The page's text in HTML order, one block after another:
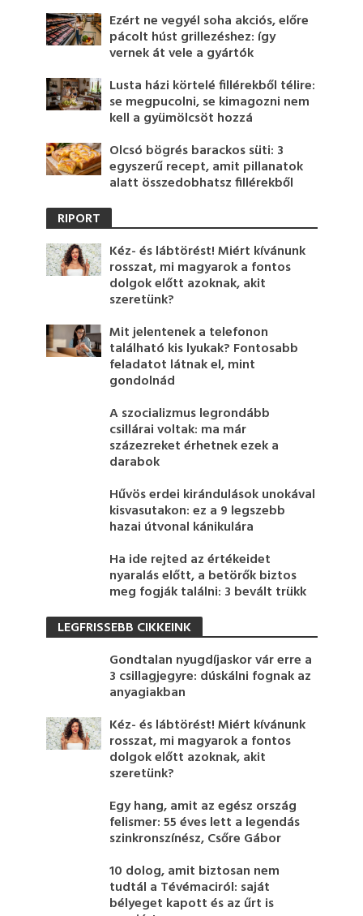
Ezért ne vegyél soha akciós, előre
pácolt húst grillezéshez: így
vernek át vele a gyártók
Lusta házi körtelé fillérekből télire:
se megpucolni, se kimagozni nem
kell a gyümölcsöt hozzá
Olcsó bögrés barackos süti: 3
egyszerű recept, amit pillanatok
alatt összedobhatsz fillérekből
RIPORT
Kéz- és lábtörést! Miért kívánunk
rosszat, mi magyarok a fontos
dolgok előtt azoknak, akit
szeretünk?
Mit jelentenek a telefonon
található kis lyukak? Fontosabb
feladatot látnak el, mint
gondolnád
A szocializmus legrondább
csillárai voltak: ma már
százezreket érhetnek ezek a
darabok
Hűvös erdei kirándulások unokával
kisvasutakon: ez a 9 legszebb
hazai útvonal kánikulára
Ha ide rejted az értékeidet
nyaralás előtt, a betörők biztos
meg fogják találni: 3 bevált trükk
LEGFRISSEBB CIKKEINK
Gondtalan nyugdíjaskor vár erre a
3 csillagjegyre: dúskálni fognak az
anyagiakban
Kéz- és lábtörést! Miért kívánunk
rosszat, mi magyarok a fontos
dolgok előtt azoknak, akit
szeretünk?
Egy hang, amit az egész ország
felismer: 55 éves lett a legendás
szinkronszínész, Csőre Gábor
10 dolog, amit biztosan nem
tudtál a Tévémaciról: saját
bélyeget kapott és az űrt is